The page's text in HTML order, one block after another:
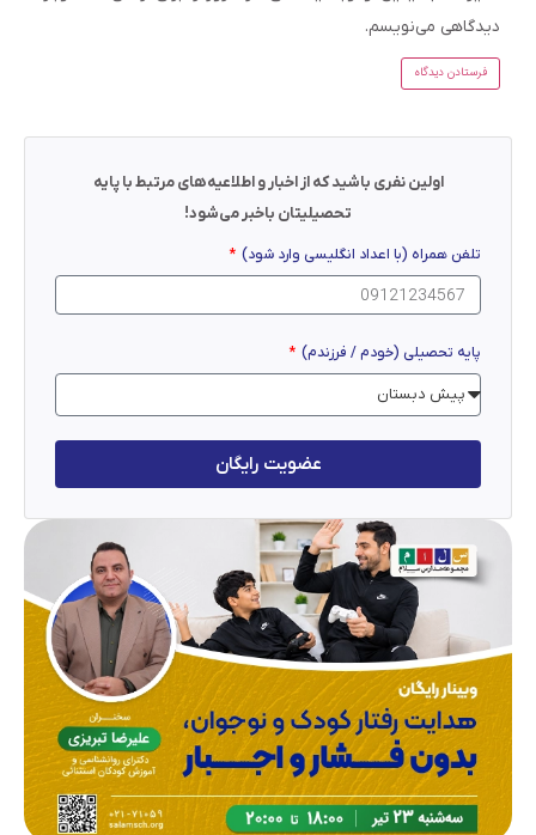
دیدگاهی می‌نویسم.
اولین نفری باشید که از اخبار و اطلاعیه‌های مرتبط با پایه
تحصیلیتان باخبر می‌شود!
تلفن همراه (با اعداد انگلیسی وارد شود)
پایه تحصیلی (خودم / فرزندم)
عضویت رایگان